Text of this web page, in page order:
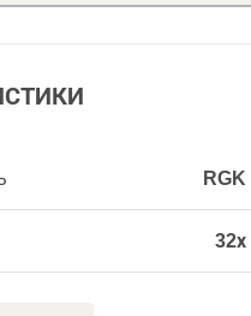
RGK
32х